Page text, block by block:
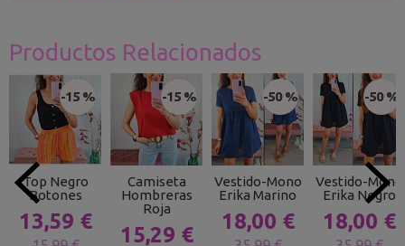
Productos Relacionados
-15 %
Top Negro
Botones
13,59 €
-15 %
Camiseta
Hombreras
Roja
15,29 €
-50 %
Vestido-Mono
Erika Marino
18,00 €
-50 %
Vestido-Mono
Erika Negro
18,00 €